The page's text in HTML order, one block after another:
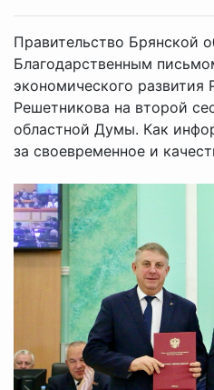
Правительство Брянской
Благодарственным
экономического
Решетникова на второй
областной Думы. Как
за своевременное и